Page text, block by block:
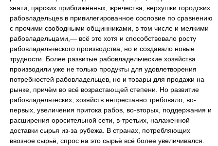
знати, царских приближённых, жречества, верхушки городских
рабовладельцев в привилегированное сословие по сравнению
с прочими свободными общинниками, в том числе и мелкими
рабовладельцами,— всё это хотя и способствовало росту
рабовладельческого производства, но и создавало новые
трудности. Более развитые рабовладельческие хозяйства
производили уже не только продукты для удовлетворения
потребностей рабовладельцев, но и товары для продажи на
рынке, причём во всё возрастающей степени. Но развитие
рабовладельческих, хозяйств непрестанно требовало, во-
первых, увеличения притока рабов, во-вторых, поддержания и
расширения оросительной сети, в-третьих, налаженной
доставки сырья из-за рубежа. В странах, потребляющих
ввозное сырьё, спрос на это сырьё всё более увеличивался.